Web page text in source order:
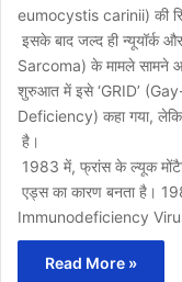
eumocystis carinii) की
इसके बाद जल्द ही न्यूयॉर्क
Sarcoma) के मामले सामने
शुरुआत में इसे ‘GRID’
Deficiency) कहा गया,
है।
1983 में, फ्रांस के ल्यूक
एड्स का कारण बनता है।
Immunodeficiency
Read More »